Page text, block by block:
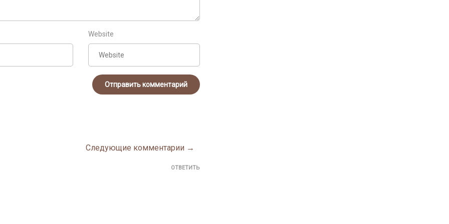
stronger.
many artifacts you have, you will not be able to
I am also known as the «Martial God Asura.»
follow Chu Feng as he crosses continents, beating up
of course, conquers beauties.
Website
Следующие комментарии →
ОТВЕТИТЬ